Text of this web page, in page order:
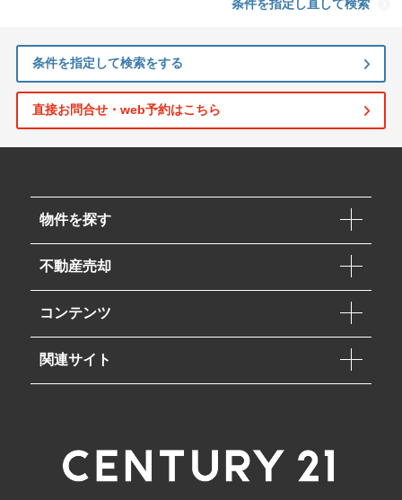
条件を指定し直して検索
条件を指定して検索をする
直接お問合せ・web予約はこちら
物件を探す
不動産売却
コンテンツ
関連サイト